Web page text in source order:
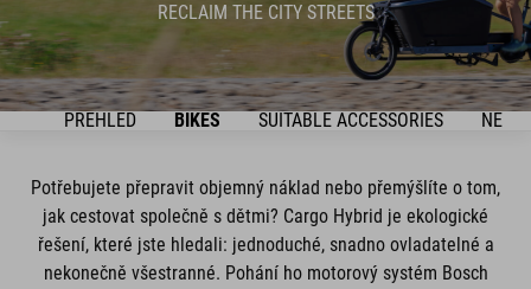
RECLAIM THE CITY STREETS
PŘEHLED BIKES SUITABLE ACCESSORIES
Potřebujete přepravit objemný náklad nebo přemýšlíte o tom,
jak cestovat společně s dětmi? Cargo Hybrid je ekologické
řešení, které jste hledali: jednoduché, snadno ovladatelné a
nekonečně všestranné. Pohání ho motorový systém Bosch